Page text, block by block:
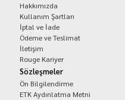
Hakkımızda
Kullanım Şartları
İptal ve İade
Ödeme ve Teslimat
İletişim
Rouge Kariyer
Sözleşmeler
Ön Bilgilendirme
ETK Aydınlatma Metni